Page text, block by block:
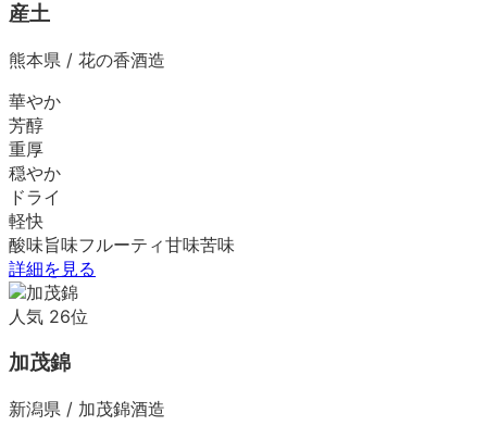
産土
熊本県 / 花の香酒造
華やか
芳醇
重厚
穏やか
ドライ
軽快
酸味旨味フルーティ甘味苦味
詳細を見る
人気 26位
加茂錦
新潟県 / 加茂錦酒造